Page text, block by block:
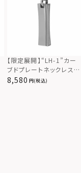
【限定展開】“LH-1”カー
ブドプレートネックレス/
サージカルステンレス（金
8,580 (税込)